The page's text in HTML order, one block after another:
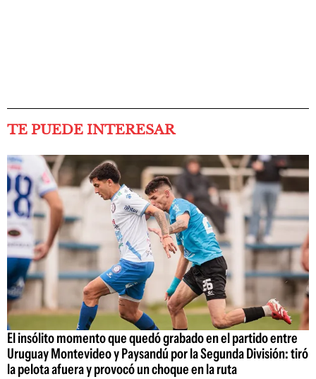
TE PUEDE INTERESAR
El insólito momento que quedó grabado en el partido entre
Uruguay Montevideo y Paysandú por la Segunda División: tiró
la pelota afuera y provocó un choque en la ruta